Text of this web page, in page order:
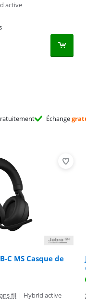
active
Échange
C MS Casque de
fil | Hybrid active